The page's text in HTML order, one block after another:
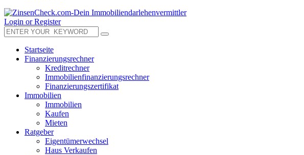
Login or Register
Startseite
Finanzierungsrechner
Kreditrechner
Immobilienfinanzierungsrechner
Finanzierungszertifikat
Immobilien
Immobilien
Kaufen
Mieten
Ratgeber
Eigentümerwechsel
Haus Verkaufen